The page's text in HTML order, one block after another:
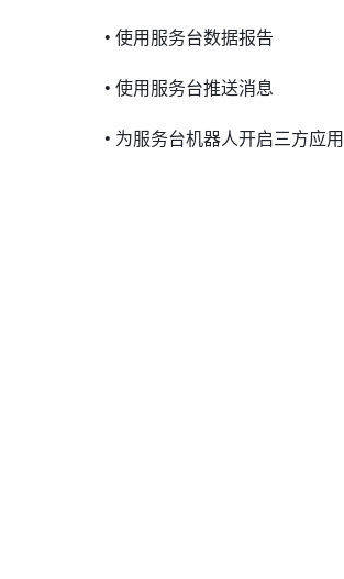
• 使用服务台数据报告
• 使用服务台推送消息
• 为服务台机器人开启三方应用